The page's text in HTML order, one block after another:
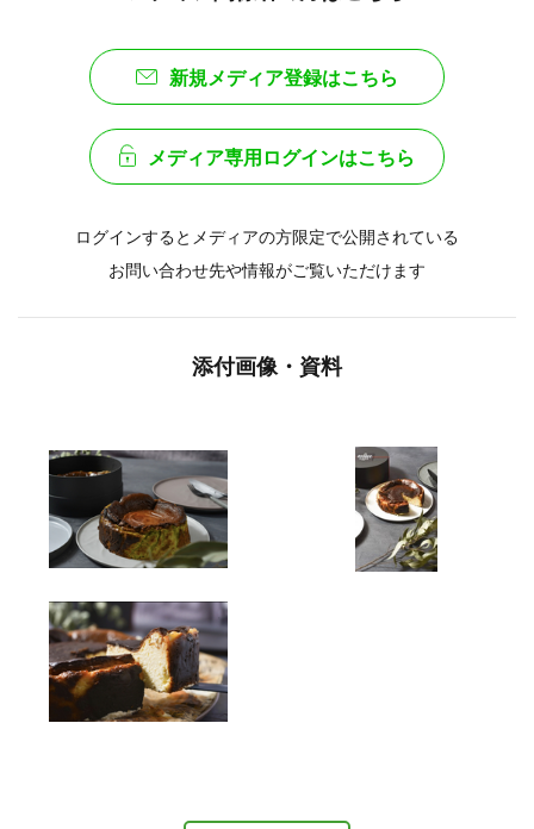
新規メディア登録はこちら
メディア専用ログインはこちら
ログインするとメディアの方限定で公開されている
お問い合わせ先や情報がご覧いただけます
添付画像・資料